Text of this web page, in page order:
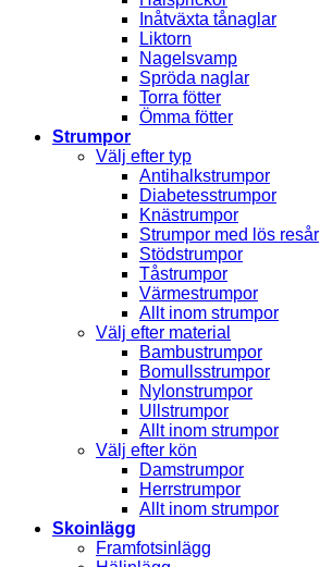
Inåtväxta tånaglar
Liktorn
Nagelsvamp
Spröda naglar
Torra fötter
Ömma fötter
Strumpor
Välj efter typ
Antihalkstrumpor
Diabetesstrumpor
Knästrumpor
Strumpor med lös resår
Stödstrumpor
Tåstrumpor
Värmestrumpor
Allt inom strumpor
Välj efter material
Bambustrumpor
Bomullsstrumpor
Nylonstrumpor
Ullstrumpor
Allt inom strumpor
Välj efter kön
Damstrumpor
Herrstrumpor
Allt inom strumpor
Skoinlägg
Framfotsinlägg